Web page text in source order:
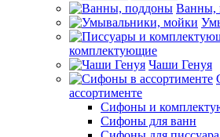
Ванны,
комплектующие
Чаши Генуя
ассортименте
Сифоны и
Сифоны для ванн